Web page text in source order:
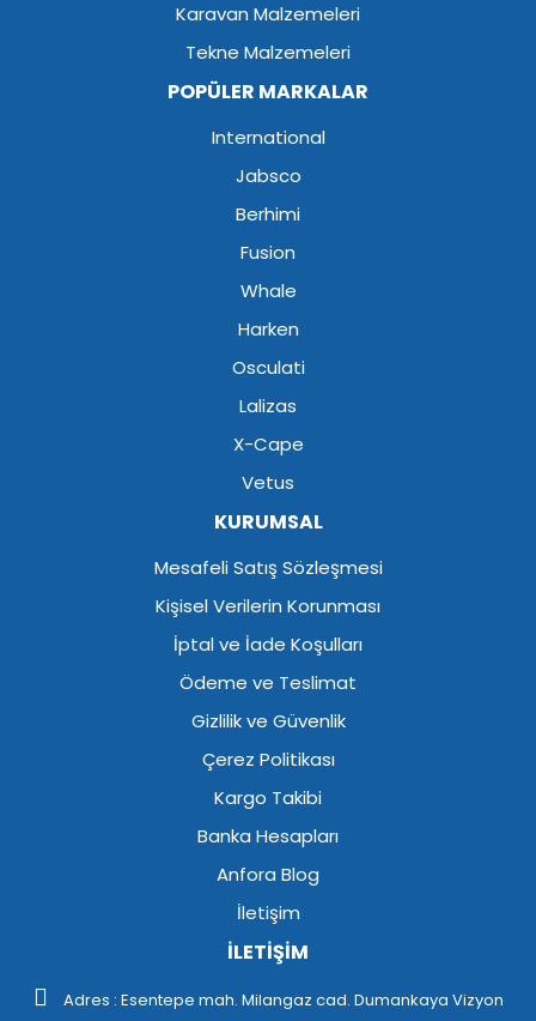
Karavan Malzemeleri
Tekne Malzemeleri
POPÜLER MARKALAR
International
Jabsco
Berhimi
Fusion
Whale
Harken
Osculati
Lalizas
X-Cape
Vetus
KURUMSAL
Mesafeli Satış Sözleşmesi
Kişisel Verilerin Korunması
İptal ve İade Koşulları
Ödeme ve Teslimat
Gizlilik ve Güvenlik
Çerez Politikası
Kargo Takibi
Banka Hesapları
Anfora Blog
İletişim
İLETİŞİM
Adres : Esentepe mah. Milangaz cad. Dumankaya Vizyon